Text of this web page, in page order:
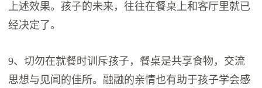
上述效果。孩子的未来，往往在餐桌上和客厅里就已
经决定了。
9、切勿在就餐时训斥孩子，餐桌是共享食物，交流
思想与见闻的佳所。融融的亲情也有助于孩子学会感